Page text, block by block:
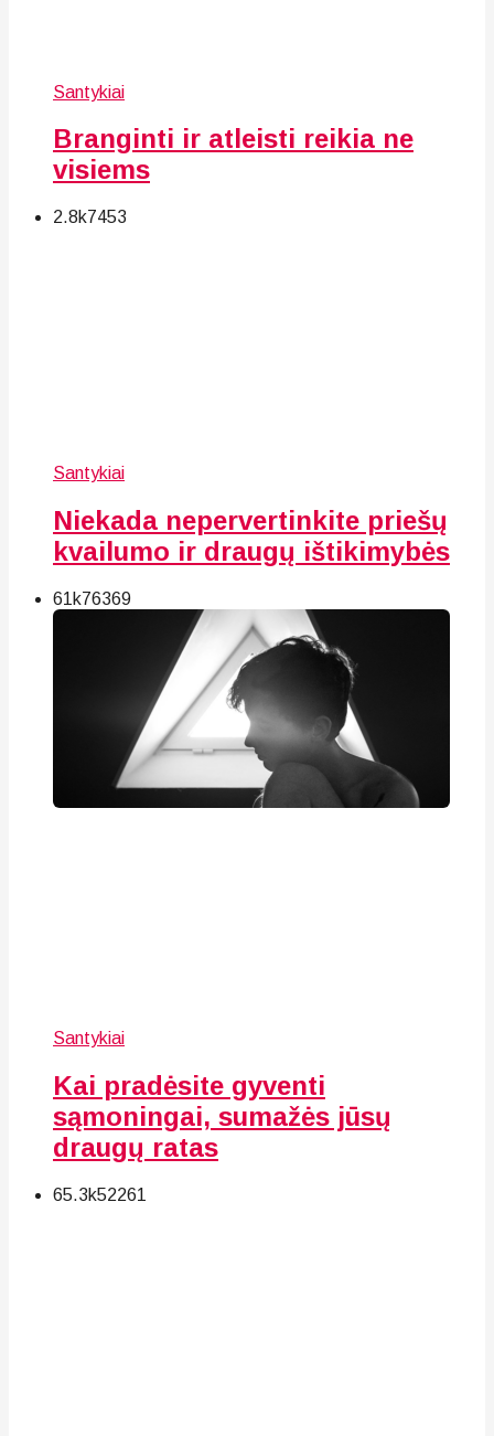
Santykiai
Branginti ir atleisti reikia ne
visiems
2.8k7453
Santykiai
Niekada nepervertinkite priešų
kvailumo ir draugų ištikimybės
61k76369
Santykiai
Kai pradėsite gyventi
sąmoningai, sumažės jūsų
draugų ratas
65.3k52261